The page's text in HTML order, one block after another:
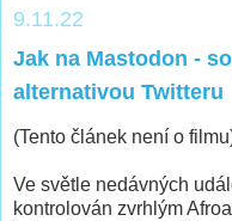
9.11.22
Jak na Mastodon -
alternativou Twitteru
(Tento článek není o
Ve světle nedávných
kontrolován zvrhlým